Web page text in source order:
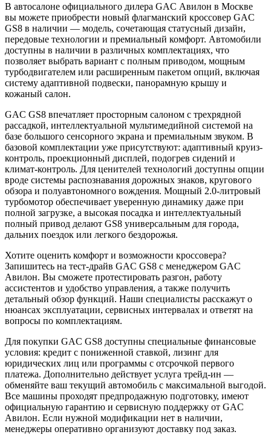
В автосалоне официального дилера GAC Авилон в Москве
вы можете приобрести новый флагманский кроссовер GAC
GS8 в наличии — модель, сочетающая статусный дизайн,
передовые технологии и премиальный комфорт. Автомобили
доступны в наличии в различных комплектациях, что
позволяет выбрать вариант с полным приводом, мощным
турбодвигателем или расширенным пакетом опций, включая
систему адаптивной подвески, панорамную крышу и
кожаный салон.
GAC GS8 впечатляет просторным салоном с трехрядной
рассадкой, интеллектуальной мультимедийной системой на
базе большого сенсорного экрана и премиальным звуком. В
базовой комплектации уже присутствуют: адаптивный круиз-
контроль, проекционный дисплей, подогрев сидений и
климат-контроль. Для ценителей технологий доступны опции
вроде системы распознавания дорожных знаков, кругового
обзора и полуавтономного вождения. Мощный 2.0-литровый
турбомотор обеспечивает уверенную динамику даже при
полной загрузке, а высокая посадка и интеллектуальный
полный привод делают GS8 универсальным для города,
дальних поездок или легкого бездорожья.
Хотите оценить комфорт и возможности кроссовера?
Запишитесь на тест-драйв GAC GS8 с менеджером GAC
Авилон. Вы сможете протестировать разгон, работу
ассистентов и удобство управления, а также получить
детальный обзор функций. Наши специалисты расскажут о
нюансах эксплуатации, сервисных интервалах и ответят на
вопросы по комплектациям.
Для покупки GAC GS8 доступны специальные финансовые
условия: кредит с пониженной ставкой, лизинг для
юридических лиц или программы с отсрочкой первого
платежа. Дополнительно действует услуга трейд-ин —
обменяйте ваш текущий автомобиль с максимальной выгодой.
Все машины проходят предпродажную подготовку, имеют
официальную гарантию и сервисную поддержку от GAC
Авилон. Если нужной модификации нет в наличии,
менеджеры оперативно организуют доставку под заказ.